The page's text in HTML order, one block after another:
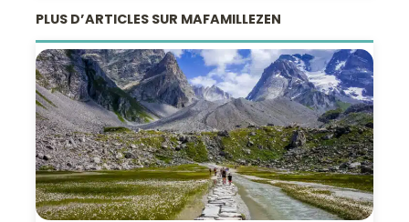
PLUS D’ARTICLES SUR MAFAMILLEZEN